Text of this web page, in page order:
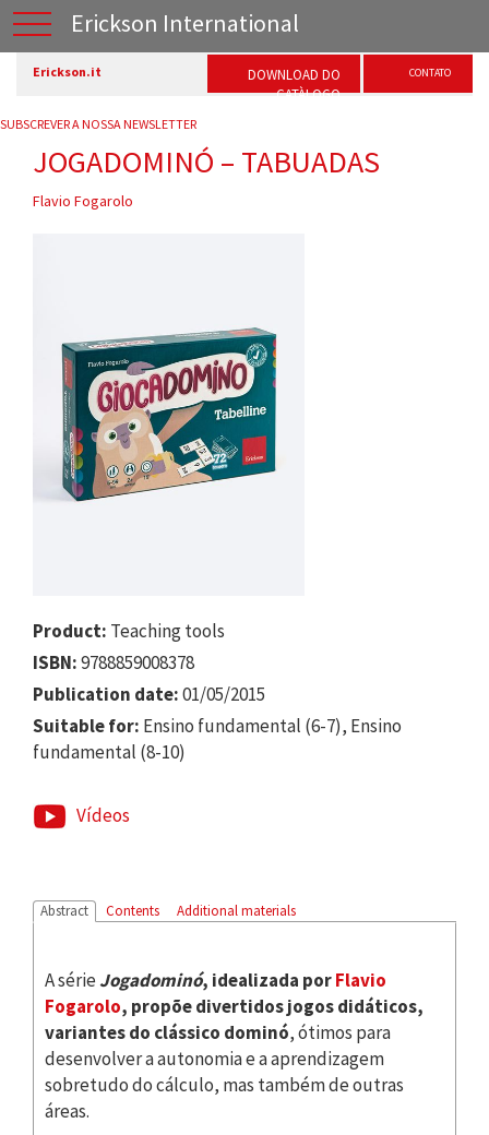
Erickson International
Erickson.it
DOWNLOAD DO
CATÀLOGO
CONTATO
SUBSCREVER A NOSSA NEWSLETTER
JOGADOMINÓ – TABUADAS
Flavio Fogarolo
Product: Teaching tools
ISBN:9788859008378
Publication date:01/05/2015
Suitable for: Ensino fundamental (6-7), Ensino
fundamental (8-10)
Vídeos
Abstract Contents Additional materials
A sérieJogadominó, idealizada porFlavio
Fogarolo, propõe divertidos jogos didáticos,
variantes do clássico dominó, ótimos para
desenvolver a autonomia e a aprendizagem
sobretudo do cálculo, mas também de outras
áreas.